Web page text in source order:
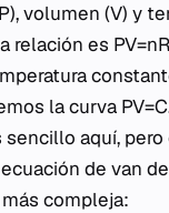
volumen (V) y
relación es
la curva
aquí, pero
de van
compleja: